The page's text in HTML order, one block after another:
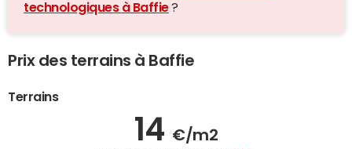
technologiques à Baffie?
Prix des terrains à Baffie
Terrains
14 €/m2